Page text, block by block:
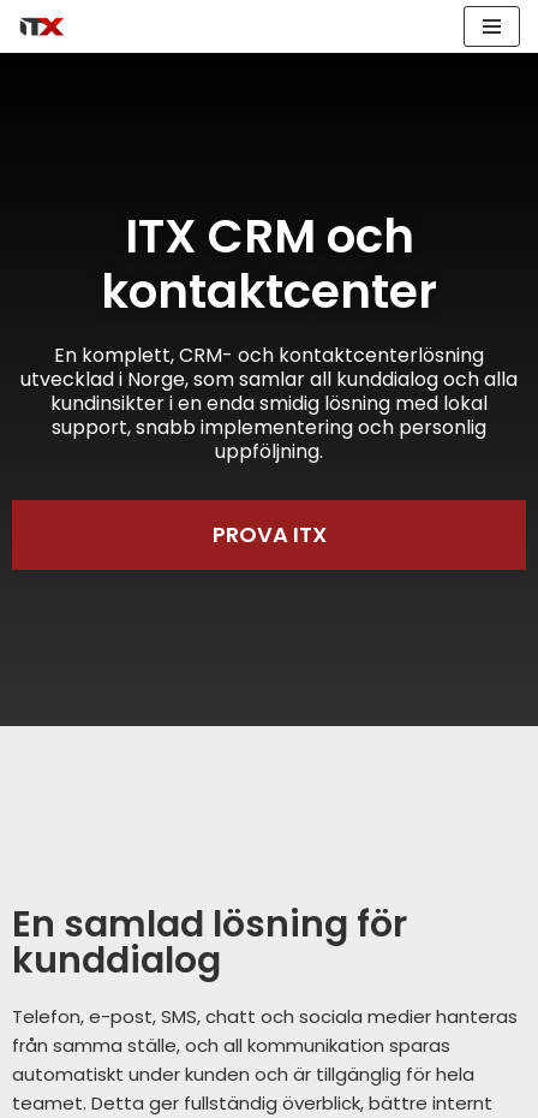
ITX CRM och
kontaktcenter
En komplett, CRM- och kontaktcenterlösning
utvecklad i Norge, som samlar all kunddialog och alla
kundinsikter i en enda smidig lösning med lokal
support, snabb implementering och personlig
uppföljning.
PROVA ITX
En samlad lösning för
kunddialog
Telefon, e-post, SMS, chatt och sociala medier hanteras
från samma ställe, och all kommunikation sparas
automatiskt under kunden och är tillgänglig för hela
teamet. Detta ger fullständig överblick, bättre internt